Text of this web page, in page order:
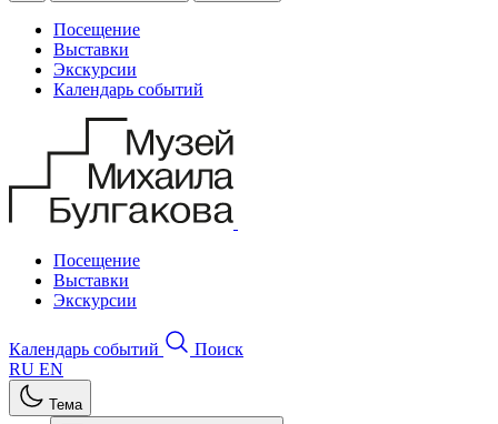
Посещение
Выставки
Экскурсии
Календарь событий
Посещение
Выставки
Экскурсии
Календарь событий
Поиск
RU EN
Тема